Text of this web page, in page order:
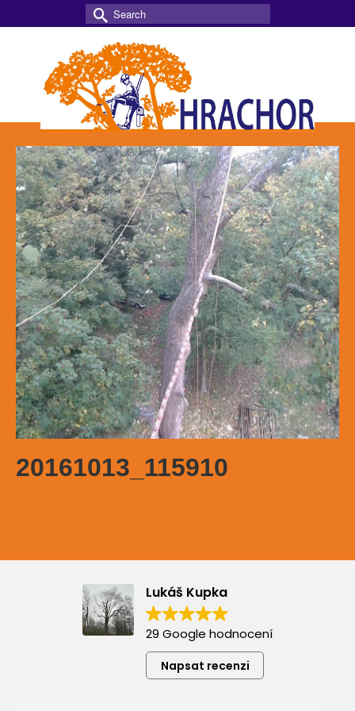
Search
for:
20161013_115910
Lukáš Kupka
29 Google hodnocení
Napsat recenzi